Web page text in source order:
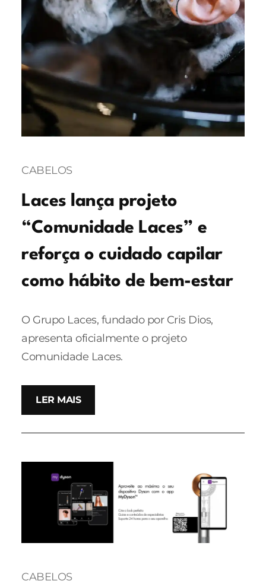
CABELOS
Laces lança projeto
“Comunidade Laces” e
reforça o cuidado capilar
como hábito de bem-estar
O Grupo Laces, fundado por Cris Dios,
apresenta oficialmente o projeto
Comunidade Laces.
LER MAIS
CABELOS